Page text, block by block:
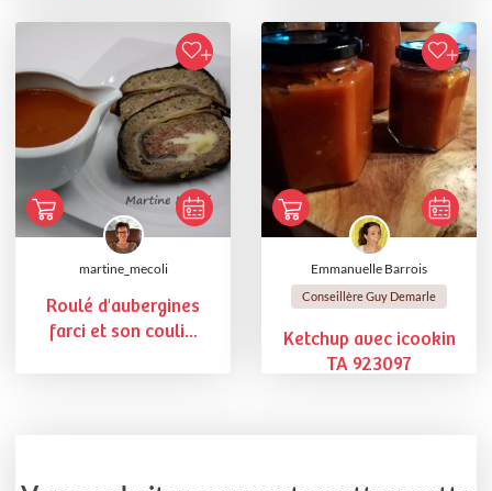
martine_mecoli
Roulé d'aubergines
farci et son couli...
Emmanuelle Barrois
Conseillère Guy Demarle
Ketchup avec icookin
TA 923097